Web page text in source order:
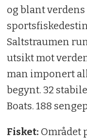
og blant verdens
Saltstraumen
utsikt mot
man imponert
begynt. 32
Boats. 188
Fisket: Området